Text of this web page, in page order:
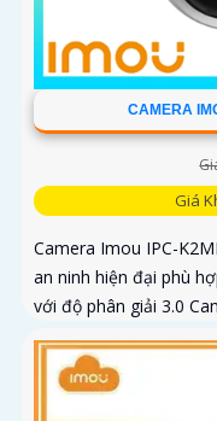
CAMERA
Giá
Camera Imou IPC-
an ninh hiện đại phù
với độ phân giải 3.0
với thuật toán AI deep
tiện